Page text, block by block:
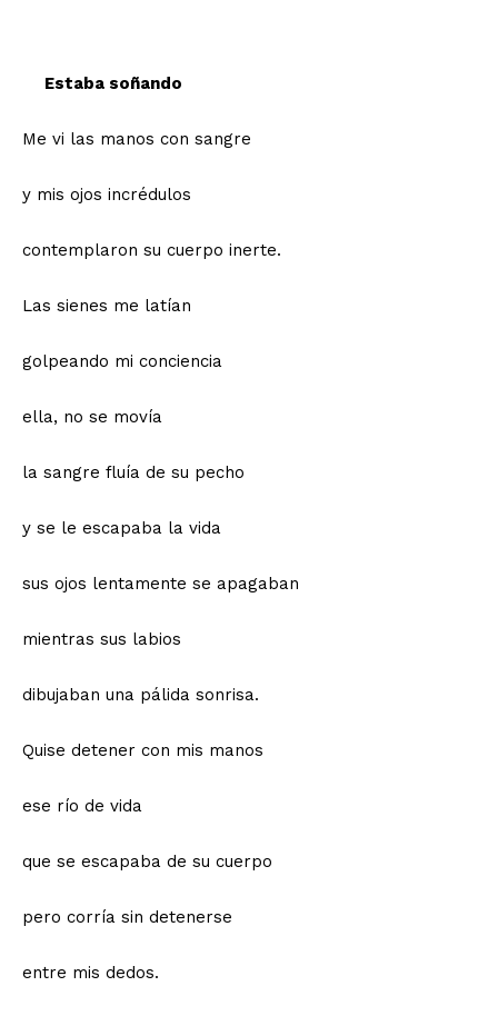
Estaba soñando
Me vi las manos con sangre
y mis ojos incrédulos
contemplaron su cuerpo inerte.
Las sienes me latían
golpeando mi conciencia
ella, no se movía
la sangre fluía de su pecho
y se le escapaba la vida
sus ojos lentamente se apagaban
mientras sus labios
dibujaban una pálida sonrisa.
Quise detener con mis manos
ese río de vida
que se escapaba de su cuerpo
pero corría sin detenerse
entre mis dedos.